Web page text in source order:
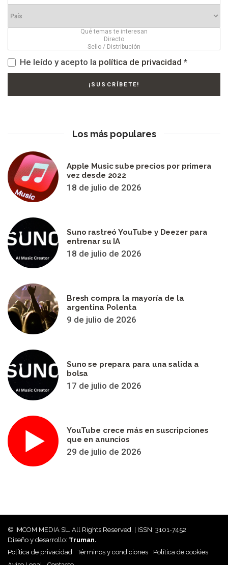
He leído y acepto la política de privacidad *
Los más populares
Apple Music sube precios por primera
vez desde 2022
18 de julio de 2026
Suno rastreó YouTube y Deezer para
entrenar su IA
18 de julio de 2026
Bresh compra la mayoría de la
argentina Polenta
9 de julio de 2026
Suno se prepara para una salida a
bolsa
17 de julio de 2026
YouTube crece más en suscripciones
que en anuncios
29 de julio de 2026
© IMCOM MEDIA SL. All Rights Reserved. | ISSN: 3101-7452
Diseño y desarrollo: Truman.
Política de privacidad
Términos y condiciones
Política de cookies